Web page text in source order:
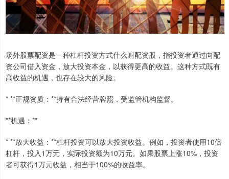
场外股票配资是一种杠杆投资方式什么叫配资股，指投资者通过向配
资公司借入资金，放大投资本金，以获得更高的收益。这种方式既有
高收益的机遇，也存在较大的风险。
* **正规资质：**持有合法经营牌照，受监管机构监督。
**机遇：**
* **放大收益：**杠杆投资可以放大投资收益。例如，投资者使用10倍
杠杆，投入1万元，实际投资额为10万元。如果股票上涨10%，投资
者可获得1万元收益，相当于100%的收益率。